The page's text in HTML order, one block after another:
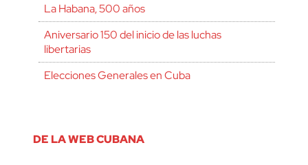
La Habana, 500 años
Aniversario 150 del inicio de las luchas
libertarias
Elecciones Generales en Cuba
DE LA WEB CUBANA